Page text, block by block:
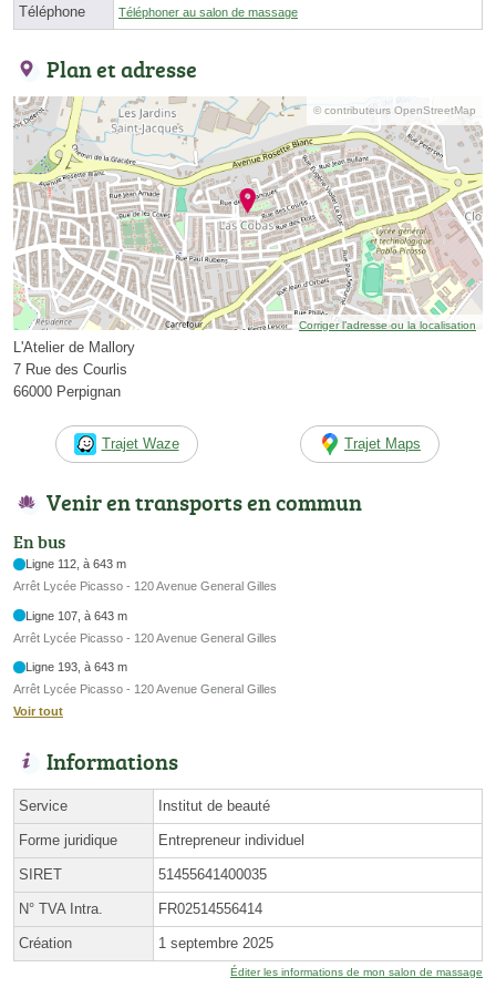
Téléphone Téléphoner au salon de massage
Plan et adresse
© contributeurs OpenStreetMap
Corriger l’adresse ou la localisation
L'Atelier de Mallory
7 Rue des Courlis
66000 Perpignan
Trajet Waze Trajet Maps
Venir en transports en commun
En bus
Ligne 112, à 643 m
Arrêt Lycée Picasso - 120 Avenue General Gilles
Ligne 107, à 643 m
Arrêt Lycée Picasso - 120 Avenue General Gilles
Ligne 193, à 643 m
Arrêt Lycée Picasso - 120 Avenue General Gilles
Voir tout
Informations
Service Institut de beauté
Forme juridique Entrepreneur individuel
SIRET 51455641400035
N° TVA Intra. FR02514556414
Création 1 septembre 2025
Éditer les informations de mon salon de massage